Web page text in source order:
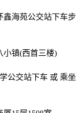
鑫海苑公交站下车步
小镇(西首三楼)
公交站下车 或 乘坐